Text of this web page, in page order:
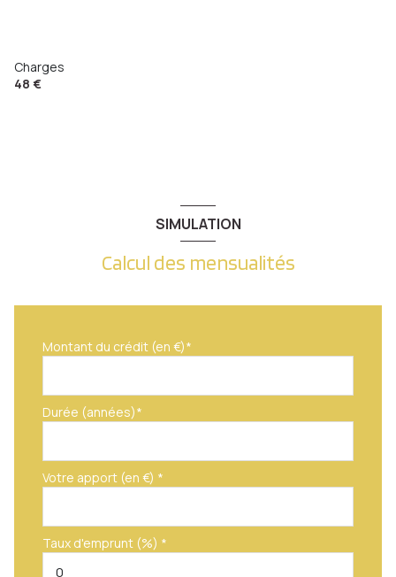
Charges
48 €
SIMULATION
Calcul des mensualités
Montant du crédit (en €)*
Durée (années)*
Votre apport (en €) *
Taux d'emprunt (%) *